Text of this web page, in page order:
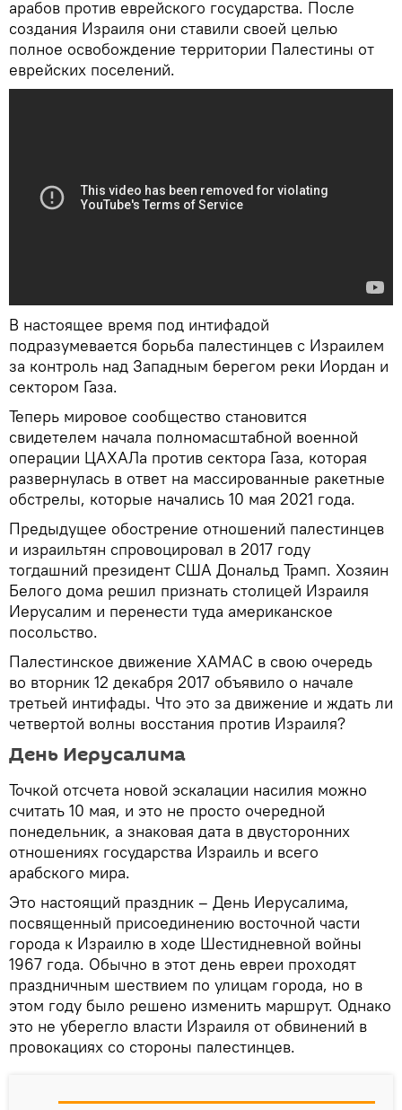
арабов против еврейского государства. После
создания Израиля они ставили своей целью
полное освобождение территории Палестины от
еврейских поселений.
В настоящее время под интифадой
подразумевается борьба палестинцев с Израилем
за контроль над Западным берегом реки Иордан и
сектором Газа.
Теперь мировое сообщество становится
свидетелем начала полномасштабной военной
операции ЦАХАЛа против сектора Газа, которая
развернулась в ответ на массированные ракетные
обстрелы, которые начались 10 мая 2021 года.
Предыдущее обострение отношений палестинцев
и израильтян спровоцировал в 2017 году
тогдашний президент США Дональд Трамп. Хозяин
Белого дома решил признать столицей Израиля
Иерусалим и перенести туда американское
посольство.
Палестинское движение ХАМАС в свою очередь
во вторник 12 декабря 2017 объявило о начале
третьей интифады. Что это за движение и ждать ли
четвертой волны восстания против Израиля?
День Иерусалима
Точкой отсчета новой эскалации насилия можно
считать 10 мая, и это не просто очередной
понедельник, а знаковая дата в двусторонних
отношениях государства Израиль и всего
арабского мира.
Это настоящий праздник – День Иерусалима,
посвященный присоединению восточной части
города к Израилю в ходе Шестидневной войны
1967 года. Обычно в этот день евреи проходят
праздничным шествием по улицам города, но в
этом году было решено изменить маршрут. Однако
это не уберегло власти Израиля от обвинений в
провокациях со стороны палестинцев.